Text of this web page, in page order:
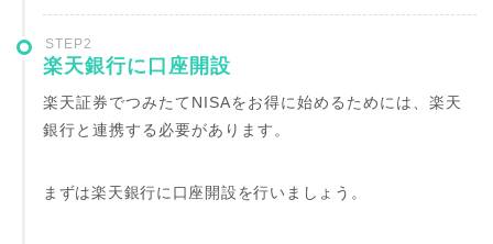
STEP2
楽天銀行に口座開設
楽天証券でつみたてNISAをお得に始めるためには、楽天
銀行と連携する必要があります。
まずは楽天銀行に口座開設を行いましょう。